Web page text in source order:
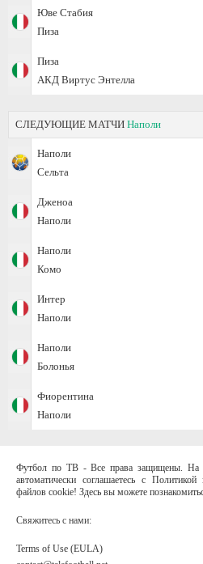
Юве Стабия
Пиза
Пиза
АКД Виртус Энтелла
СЛЕДУЮЩИЕ МАТЧИ Наполи
Наполи
Сельта
Дженоа
Наполи
Наполи
Комо
Интер
Наполи
Наполи
Болонья
Фиорентина
Наполи
Футбол по ТВ - Все права защищены. На
автоматически соглашаетесь с
файлов cookie! Здесь вы можете
Свяжитесь с нами:
Terms of Use (EULA)